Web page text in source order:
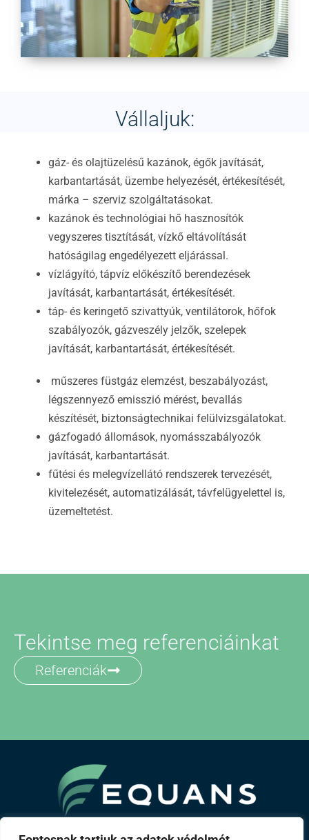
Vállaljuk:
gáz- és olajtüzelésű kazánok, égők javítását,
karbantartását, üzembe helyezését, értékesítését,
márka – szerviz szolgáltatásokat.
kazánok és technológiai hő hasznosítók
vegyszeres tisztítását, vízkő eltávolítását
hatóságilag engedélyezett eljárással.
vízlágyító, tápvíz előkészítő berendezések
javítását, karbantartását, értékesítését.
táp- és keringető szivattyúk, ventilátorok, hőfok
szabályozók, gázveszély jelzők, szelepek
javítását, karbantartását, értékesítését.
műszeres füstgáz elemzést, beszabályozást,
légszennyező emisszió mérést, bevallás
készítését, biztonságtechnikai felülvizsgálatokat.
gázfogadó állomások, nyomásszabályozók
javítását, karbantartását.
fűtési és melegvízellátó rendszerek tervezését,
kivitelezését, automatizálását, távfelügyelettel is,
üzemeltetést.
Tekintse meg referenciáinkat
Referenciák